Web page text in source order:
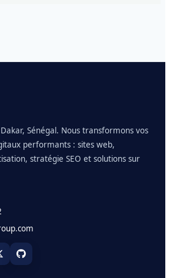
Sénégal. Nous transformons vos
performants : sites web,
stratégie SEO et solutions sur